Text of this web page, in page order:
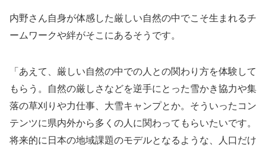
内野さん自身が体感した厳しい自然の中でこそ生まれるチ
ームワークや絆がそこにあるそうです。
「あえて、厳しい自然の中での人との関わり方を体験して
もらう。自然の厳しさなどを逆手にとった雪かき協力や集
落の草刈りや力仕事、大雪キャンプとか。そういったコン
テンツに県内外から多くの人に関わってもらいたいです。
将来的に日本の地域課題のモデルとなるような、人口だけ